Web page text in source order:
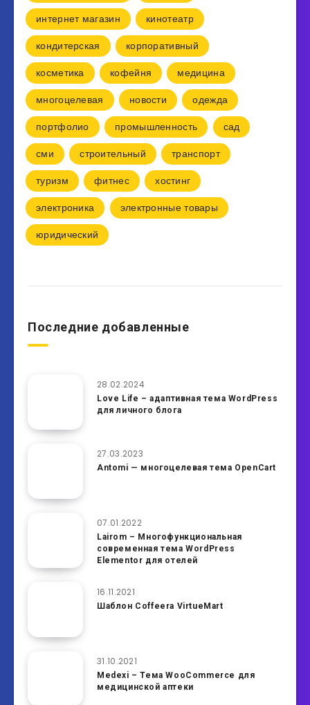
интернет магазин
кинотеатр
кондитерская
корпоративный
косметика
кофейня
медицина
многоцелевая
новости
одежда
портфолио
промышленность
сад
сми
строительный
транспорт
туризм
фитнес
хостинг
электроника
электронные товары
юридический
Последние добавленные
28.02.2024
Love Life – адаптивная тема WordPress
для личного блога
27.03.2023
Antomi — многоцелевая тема OpenCart
07.01.2022
Lairom – Многофункциональная
современная тема WordPress
Elementor для отелей
16.11.2021
Шаблон Coffeera VirtueMart
31.10.2021
Medexi – Тема WooCommerce для
медицинской аптеки